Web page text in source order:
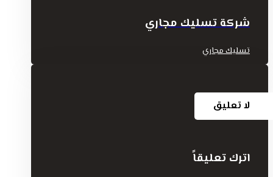
شركة تسليك مجاري
تسليك مجاري
لا تعليق
اترك تعليقاً